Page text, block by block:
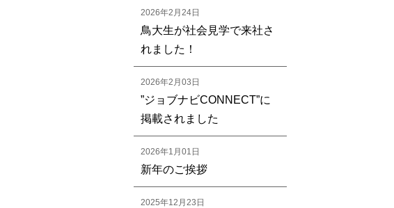
2026年2月24日
鳥大生が社会見学で来社さ
れました！
2026年2月03日
”ジョブナビCONNECT”に
掲載されました
2026年1月01日
新年のご挨拶
2025年12月23日